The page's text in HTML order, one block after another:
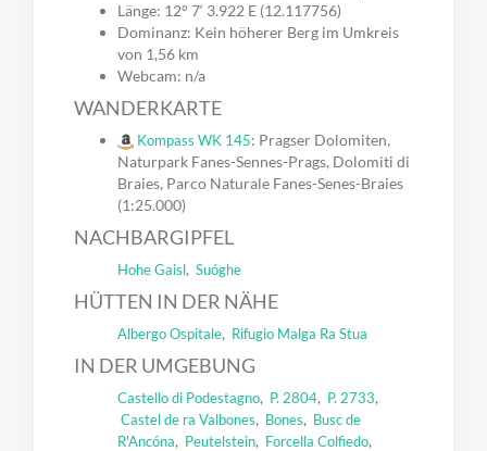
Länge: 12° 7‘ 3.922 E (12.117756)
Dominanz: Kein höherer Berg im Umkreis
von 1,56 km
Webcam: n/a
WANDERKARTE
Kompass WK 145: Pragser Dolomiten,
Naturpark Fanes-Sennes-Prags, Dolomiti di
Braies, Parco Naturale Fanes-Senes-Braies
(1:25.000)
NACHBARGIPFEL
Hohe Gaisl,Suóghe
HÜTTEN IN DER NÄHE
Albergo Ospitale, Rifugio Malga Ra Stua
IN DER UMGEBUNG
Castello di Podestagno, P. 2804, P. 2733,
Castel de ra Valbones, Bones, Busc de
R'Ancóna, Peutelstein, Forcella Colfiedo,